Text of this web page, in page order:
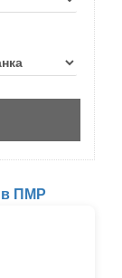
в ПМР